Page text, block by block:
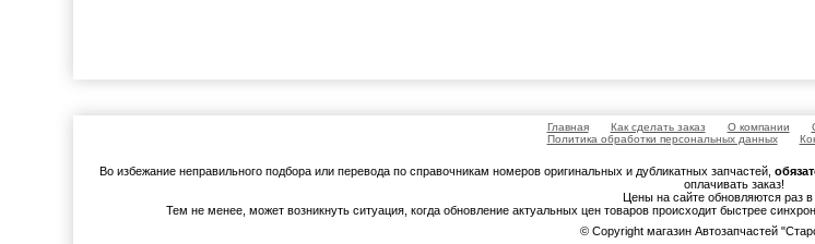
Главная Как сделать заказ О компании
Политика обработки персональных данных
Во избежание неправильного подбора или перевода по справочникам номеров оригинальных и дубликатных запчастей,
оплачивать заказ!
Цены на сайте обновляются раз в
Тем не менее, может возникнуть ситуация, когда обновление актуальных цен товаров происходит быстрее
© Copyright магазин Автозапчастей